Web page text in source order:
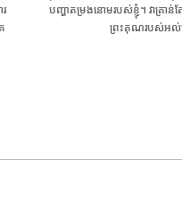
រហើយ ទីបំផុត GoMedii និងដៃគូ
ដល់ពេលថែរ